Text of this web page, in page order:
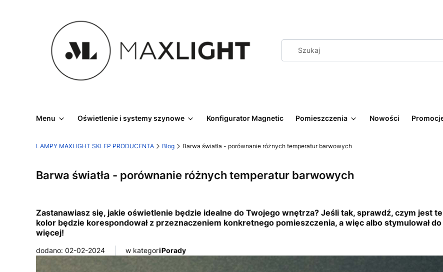
Menu Oświetlenie i systemy szynowe Konfigurator Magnetic Pomieszczenia Nowości
LAMPY MAXLIGHT SKLEP PRODUCENTA Blog Barwa światła - porównanie różnych temperatur barwowych
Barwa światła - porównanie różnych temperatur barwowych
Zastanawiasz się, jakie oświetlenie będzie idealne do Twojego wnętrza? Jeśli tak, sprawdź, czym jest
kolor będzie korespondował z przeznaczeniem konkretnego pomieszczenia, a więc albo stymulował
więcej!
dodano: 02-02-2024 w kategoriiPorady